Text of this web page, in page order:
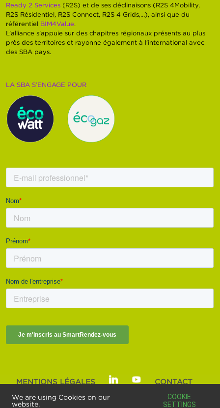
Ready 2 Services (R2S) et de ses déclinaisons (R2S 4Mobility,
R2S Résidentiel, R2S Connect, R2S 4 Grids,…), ainsi que du
référentiel BIM4Value
L’alliance s’appuie sur des chapitres régionaux présents au plus
près des territoires et rayonne également à l’international avec
des SBA pays.
LA SBA S’ENGAGE POUR
MENTIONS LÉGALES
CONTACT
SMART BUILDINGS ALLIANCE | © 2025
We are using Cookies on our
website.
COOKIE
SETTINGS